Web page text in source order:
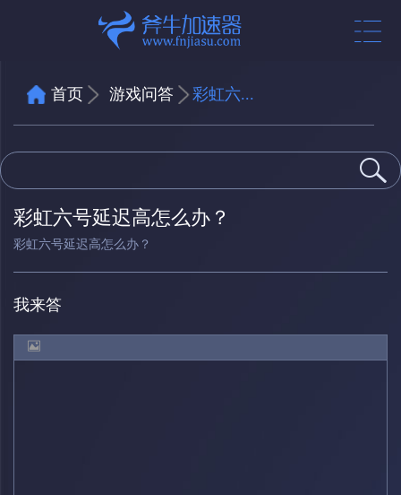
首页 游戏问答 彩虹六...
彩虹六号延迟高怎么办？
彩虹六号延迟高怎么办？
我来答